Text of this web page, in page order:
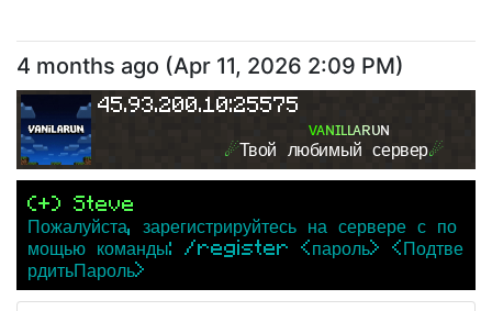
4 months ago (Apr 11, 2026 2:09 PM)
45.93.200.10:25575
ᴠᴀɴɪʟʟᴀʀᴜɴ
☄Твой любимый сервер☄
(+) Steve
Пожалуйста, зарегистрируйтесь на сервере с по
мощью команды: /register <пароль> <Подтве
рдитьПароль>